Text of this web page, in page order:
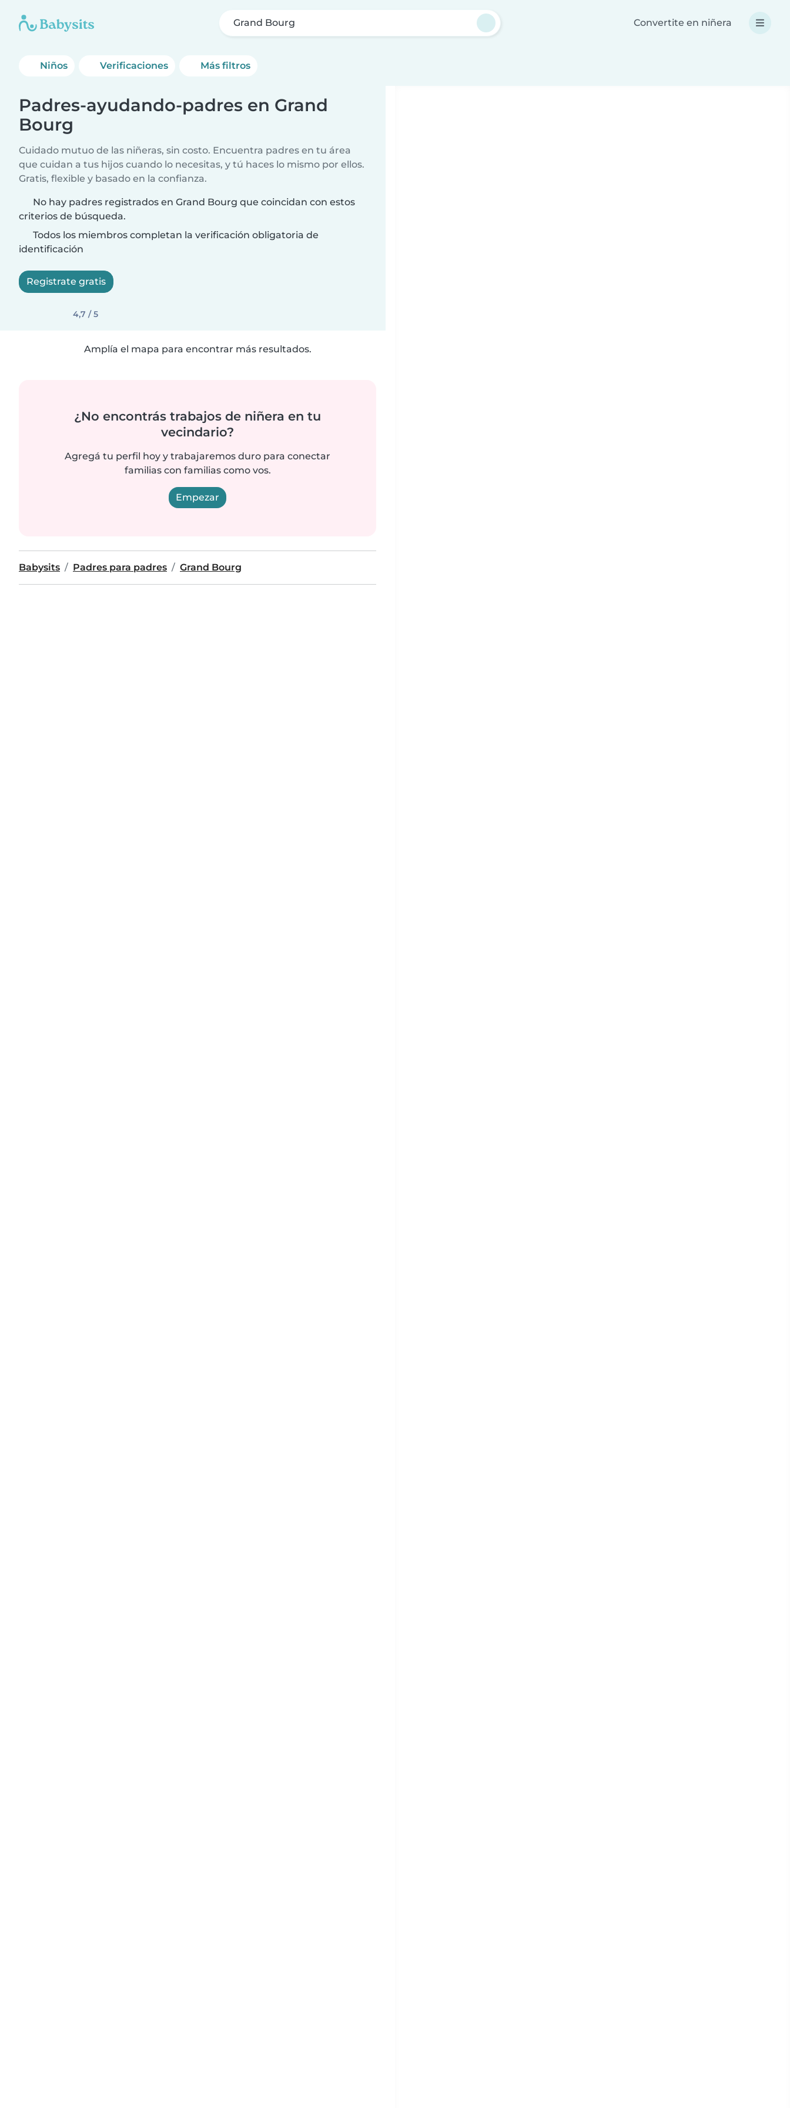
Grand Bourg Convertite en niñera
Niños Verificaciones Más filtros
Padres-ayudando-padres en Grand
Bourg
Cuidado mutuo de las niñeras, sin costo. Encuentra padres en tu área
que cuidan a tus hijos cuando lo necesitas, y tú haces lo mismo por ellos.
Gratis, flexible y basado en la confianza.
No hay padres registrados en Grand Bourg que coincidan con estos
criterios de búsqueda.
Todos los miembros completan la verificación obligatoria de
identificación
Registrate gratis
4,7 / 5
Amplía el mapa para encontrar más resultados.
¿No encontrás trabajos de niñera en tu
vecindario?
Agregá tu perfil hoy y trabajaremos duro para conectar
familias con familias como vos.
Empezar
Babysits Padres para padres Grand Bourg